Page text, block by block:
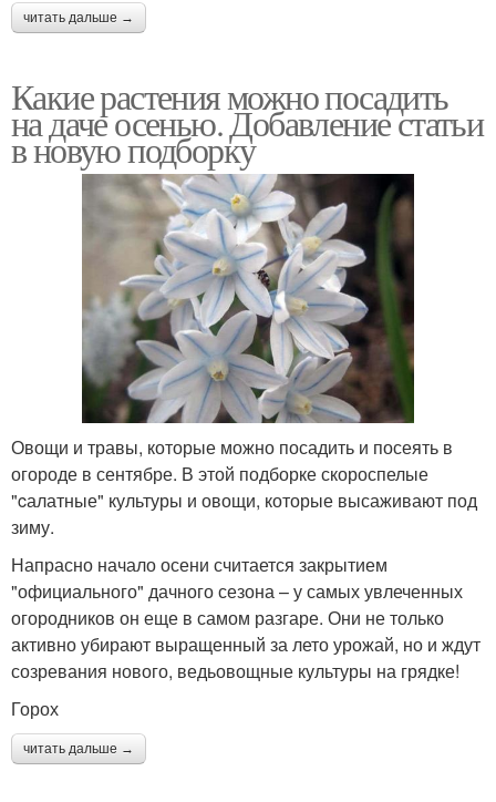
читать дальше →
Какие растения можно посадить
на даче осенью. Добавление статьи
в новую подборку
Овощи и травы, которые можно посадить и посеять в
огороде в сентябре. В этой подборке скороспелые
"cалатные" культуры и овощи, которые высаживают под
зиму.
Напрасно начало осени считается закрытием
"официального" дачного сезона – у самых увлеченных
огородников он еще в самом разгаре. Они не только
активно убирают выращенный за лето урожай, но и ждут
созревания нового, ведьовощные культуры на грядке!
Горох
читать дальше →